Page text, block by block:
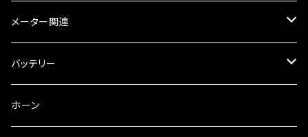
ラジエーター
フォークオイル
サイレンサー
ブレーキオイル
その他
ミラー本体
ミラーアダプター
ミラーその他
メーター関連
スピードメーター
タコメーター
バッテリー
バッテリー充電器
ホーン